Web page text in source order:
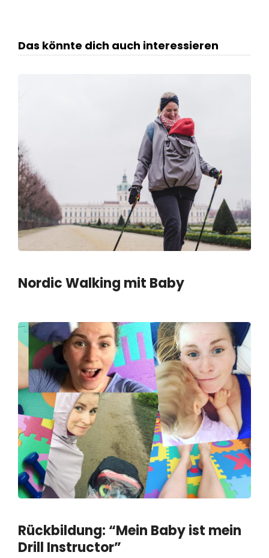
Das könnte dich auch interessieren
Nordic Walking mit Baby
Rückbildung: “Mein Baby ist mein
Drill Instructor”